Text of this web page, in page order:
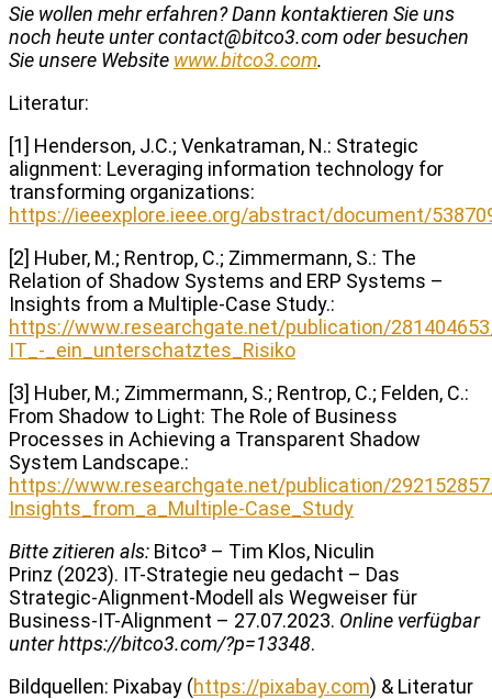
Sie wollen mehr erfahren? Dann kontaktieren Sie uns
noch heute untercontact@bitco3.comoder besuchen
Sie unsere Website www.bitco3.com.
Literatur:
[1] Henderson, J.C.; Venkatraman, N.: Strategic
alignment: Leveraging information technology for
transforming organizations:
https://ieeexplore.ieee.org/abstract/document/
[2] Huber, M.; Rentrop, C.; Zimmermann, S.: The
Relation of Shadow Systems and ERP Systems –
Insights from a Multiple-Case Study.:
https://www.researchgate.net/publication/
IT_-_ein_unterschatztes_Risiko
[3] Huber, M.; Zimmermann, S.; Rentrop, C.; Felden, C.:
From Shadow to Light: The Role of Business
Processes in Achieving a Transparent Shadow
System Landscape.:
https://www.researchgate.net/publication/
Insights_from_a_Multiple-Case_Study
Bitte zitieren als: Bitco³ – Tim Klos, Niculin
Prinz (2023). IT-Strategie neu gedacht – Das
Strategic-Alignment-Modell als Wegweiser für
Business-IT-Alignment – 27.07.2023. Online verfügbar
unter https://bitco3.com/?p=13348.
Bildquellen: Pixabay (https://pixabay.com) & Literatur